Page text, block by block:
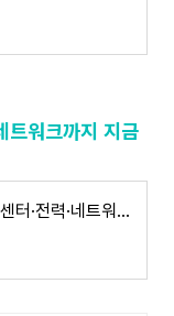
트워크까지 지금
AI 인프라 수혜주, 데이터센터·전력·네트워크까지 지금 주목해야 할 핵심 종목